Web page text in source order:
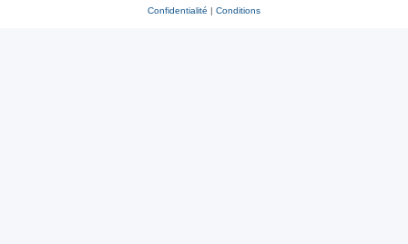
Confidentialité | Conditions